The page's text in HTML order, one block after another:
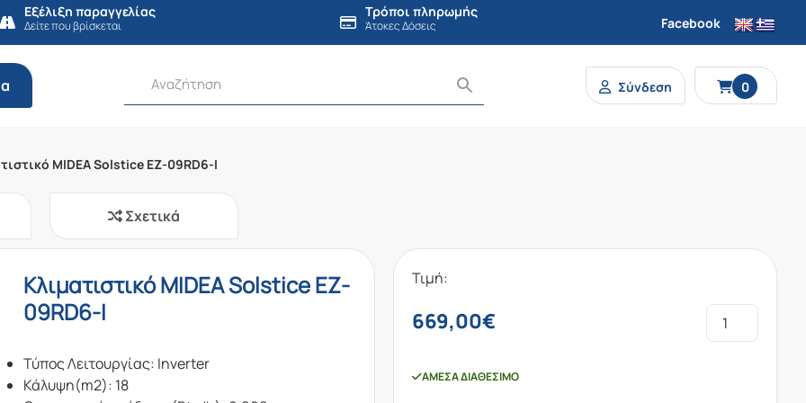
Εξέλιξη παραγγελίας
Δείτε που βρίσκεται
Τρόποι πληρωμής
Άτοκες Δόσεις Facebook
Σύνδεση 0
MIDEA Solstice EZ-09RD6-I
Σχετικά
Κλιματιστικό MIDEA Solstice EZ-
09RD6-I
Τύπος Λειτουργίας: Inverter
Κάλυψη(m2): 18
Τιμή:
669,00€
ΆΜΕΣΑ ΔΙΑΘΈΣΙΜΟ